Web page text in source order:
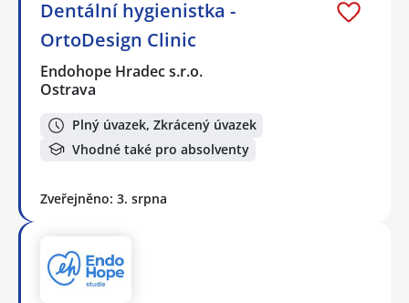
Dentální hygienistka -
OrtoDesign Clinic
Endohope Hradec s.r.o.
Ostrava
Plný úvazek, Zkrácený úvazek
Vhodné také pro absolventy
Zveřejněno: 3. srpna